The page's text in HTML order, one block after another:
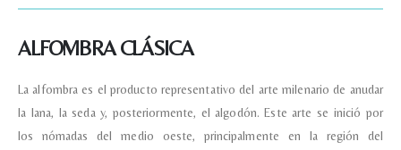
ALFOMBRA CLÁSICA
La alfombra es el producto representativo del arte milenario de anudar
la lana, la seda y, posteriormente, el algodón. Este arte se inició por
los nómadas del medio oeste, principalmente en la región del
Tu mensaje.